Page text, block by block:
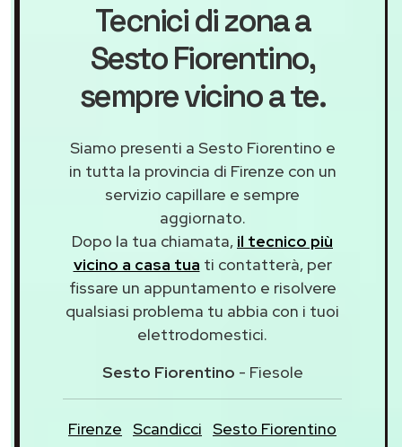
Tecnici di zona a
Sesto Fiorentino,
sempre vicino a te.
Siamo presenti a Sesto Fiorentino e
in tutta la provincia di Firenze con un
servizio capillare e sempre
aggiornato.
Dopo la tua chiamata, il tecnico più
vicino a casa tua ti contatterà, per
fissare un appuntamento e risolvere
qualsiasi problema tu abbia con i tuoi
elettrodomestici.
Sesto Fiorentino - Fiesole
Firenze Scandicci Sesto Fiorentino